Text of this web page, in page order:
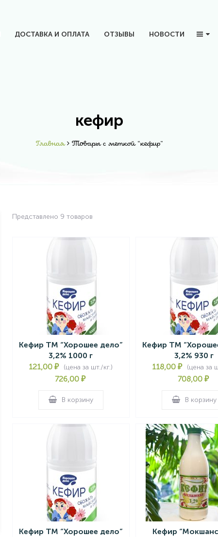
ДОСТАВКА И ОПЛАТА ОТЗЫВЫ НОВОСТИ
кефир
Главная Товары с меткой “кефир”
Представлено 9 товаров
Кефир ТМ “Хорошее дело”
3,2% 1000 г
121,00₽ (цена за шт./кг.)
726,00 ₽
В корзину
Кефир ТМ
3,2% 930 г
118,00₽ (цена за
708,00₽
В корзину
Кефир ТМ “Хорошее дело”
Кефир